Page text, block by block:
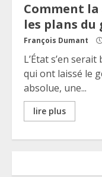
Comment la
les plans
François Dumant
L’État s’en
qui ont laissé le
absolue, une...
lire plus